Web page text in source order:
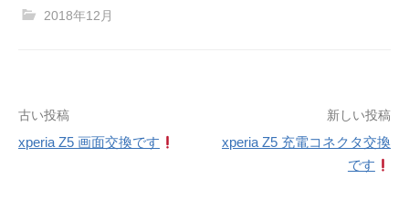
2018年12月
投
稿
古い投稿
xperia Z5 画面交換です
新しい投稿
xperia Z5 充電コネクタ交換
です